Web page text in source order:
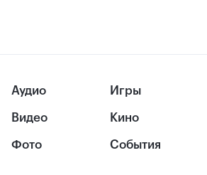
Аудио
Видео
Фото
Игры
Кино
События